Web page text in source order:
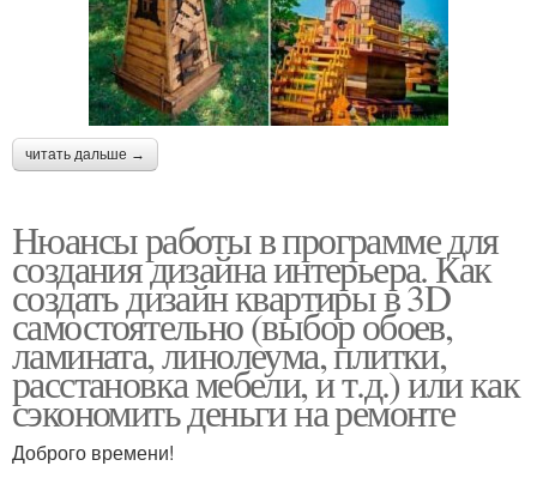
читать дальше →
Нюансы работы в программе для
создания дизайна интерьера. Как
создать дизайн квартиры в 3D
самостоятельно (выбор обоев,
ламината, линолеума, плитки,
расстановка мебели, и т.д.) или как
сэкономить деньги на ремонте
Доброго времени!